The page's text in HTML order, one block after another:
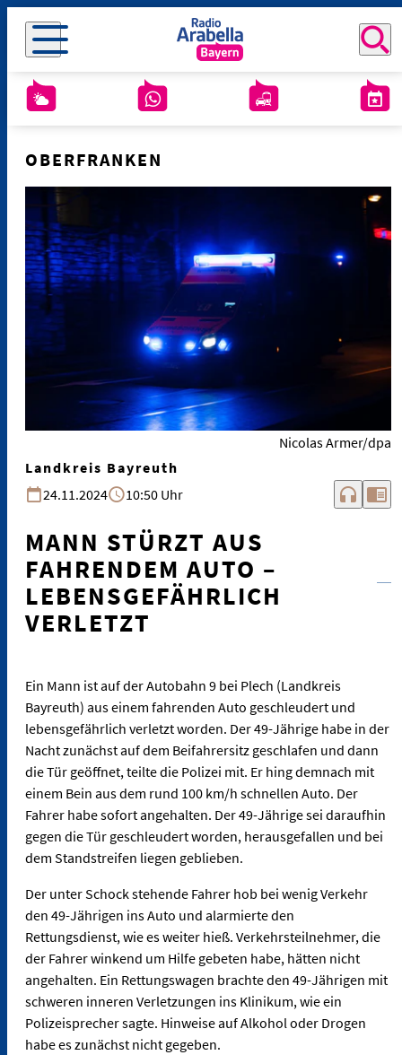
OBERFRANKEN
Nicolas Armer/dpa
Landkreis Bayreuth
24.11.2024
10:50 Uhr headphones chrome_reader_mode
MANN STÜRZT AUS
FAHRENDEM AUTO –
LEBENSGEFÄHRLICH
VERLETZT
Ein Mann ist auf der Autobahn 9 bei Plech (Landkreis
Bayreuth) aus einem fahrenden Auto geschleudert und
lebensgefährlich verletzt worden. Der 49-Jährige habe in der
Nacht zunächst auf dem Beifahrersitz geschlafen und dann
die Tür geöffnet, teilte die Polizei mit. Er hing demnach mit
einem Bein aus dem rund 100 km/h schnellen Auto. Der
Fahrer habe sofort angehalten. Der 49-Jährige sei daraufhin
gegen die Tür geschleudert worden, herausgefallen und bei
dem Standstreifen liegen geblieben.
Der unter Schock stehende Fahrer hob bei wenig Verkehr
den 49-Jährigen ins Auto und alarmierte den
Rettungsdienst, wie es weiter hieß. Verkehrsteilnehmer, die
der Fahrer winkend um Hilfe gebeten habe, hätten nicht
angehalten. Ein Rettungswagen brachte den 49-Jährigen mit
schweren inneren Verletzungen ins Klinikum, wie ein
Polizeisprecher sagte. Hinweise auf Alkohol oder Drogen
habe es zunächst nicht gegeben.